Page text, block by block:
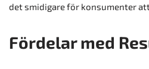
det smidigare för konsumenter
Fördelar med